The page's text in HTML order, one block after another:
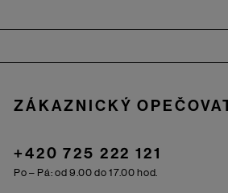
ZÁKAZNICKÝ
+420 725 222 121
Po – Pá: od 9.00 do 17.00 hod.